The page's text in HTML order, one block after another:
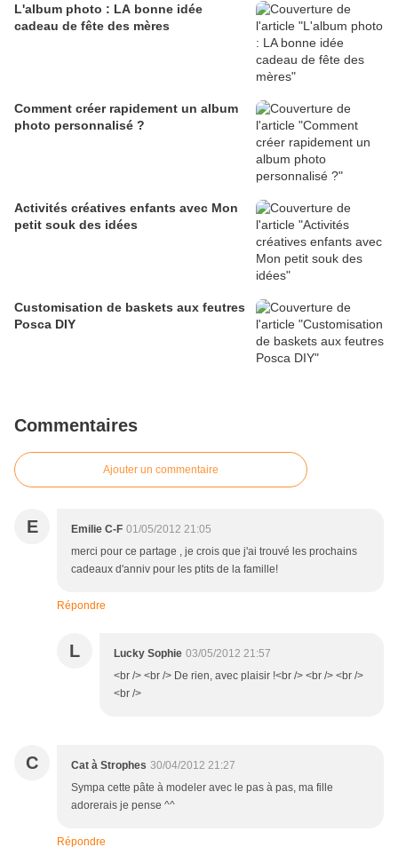
L'album photo : LA bonne idée
cadeau de fête des mères
Comment créer rapidement un album
photo personnalisé ?
Activités créatives enfants avec Mon
petit souk des idées
Customisation de baskets aux feutres
Posca DIY
Commentaires
Ajouter un commentaire
E Emilie C-F 01/05/2012 21:05
merci pour ce partage , je crois que j'ai trouvé les prochains
cadeaux d'anniv pour les ptits de la famille!
Répondre
L Lucky Sophie 03/05/2012 21:57
<br /> <br /> De rien, avec plaisir !<br /> <br /> <br />
<br />
C Cat à Strophes 30/04/2012 21:27
Sympa cette pâte à modeler avec le pas à pas, ma fille
adorerais je pense ^^
Répondre